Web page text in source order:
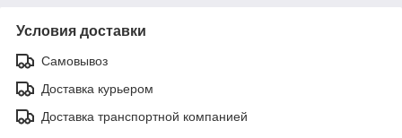
Условия доставки
Самовывоз
Доставка курьером
Доставка транспортной компанией